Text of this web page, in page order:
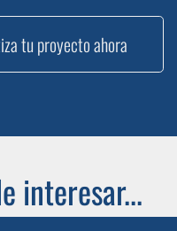
tu proyecto ahora
interesar...